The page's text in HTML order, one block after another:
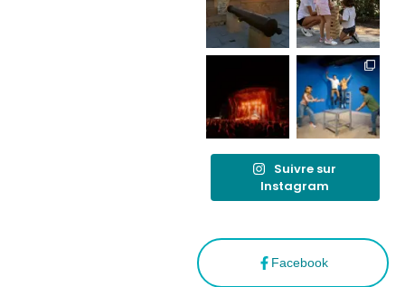
Facebook
Suivre sur
Instagram